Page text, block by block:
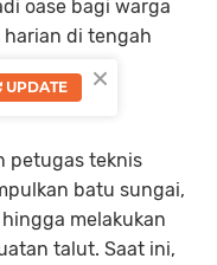
oase bagi warga
di tengah
petugas teknis
batu sungai,
melakukan
talut. Saat ini,
×
UPDATE